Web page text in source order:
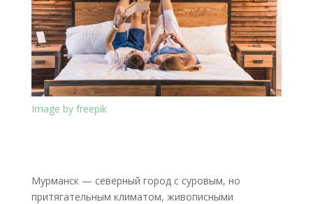
Image by freepik
Мурманск — северный город с суровым, но
притягательным климатом, живописными